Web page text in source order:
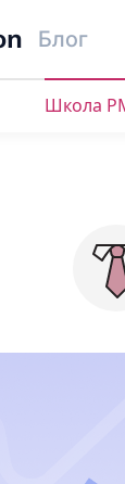
Блог
Школа